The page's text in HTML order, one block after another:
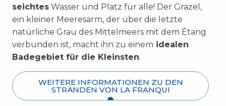
seichtes Wasser und Platz für alle! Der Grazel,
ein kleiner Meeresarm, der über die letzte
natürliche Grau des Mittelmeers mit dem Étang
verbunden ist, macht ihn zu einem idealen
Badegebiet für die Kleinsten.
WEITERE INFORMATIONEN ZU DEN
STRÄNDEN VON LA FRANQUI